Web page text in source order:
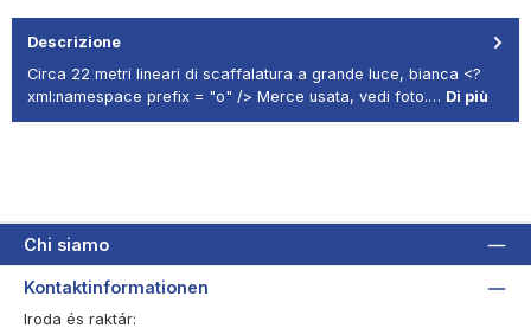
Descrizione
Circa 22 metri lineari di scaffalatura a grande luce, bianca <?
xml:namespace prefix = "o" /> Merce usata, vedi foto.… Di più
Chi siamo
Kontaktinformationen
Iroda és raktár: